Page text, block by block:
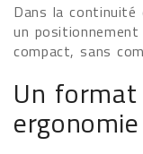
Dans la continuité
un
compact, sans
Un